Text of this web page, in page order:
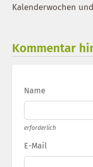
Kalenderwochen
Kommentar
Name
erforderlich
E-Mail